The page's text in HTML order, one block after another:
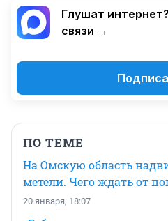
Глушат
связи →
ПО ТЕМЕ
На Омскую область
метели. Чего ждать от
20 января, 18:07